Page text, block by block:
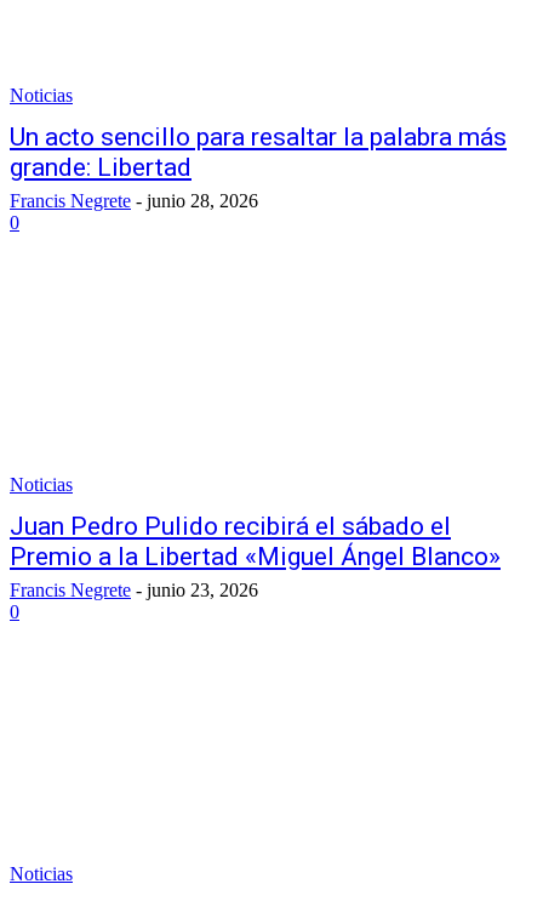
Noticias
Un acto sencillo para resaltar la palabra más
grande: Libertad
Francis Negrete - junio 28, 2026
0
Noticias
Juan Pedro Pulido recibirá el sábado el
Premio a la Libertad «Miguel Ángel Blanco»
Francis Negrete - junio 23, 2026
0
Noticias